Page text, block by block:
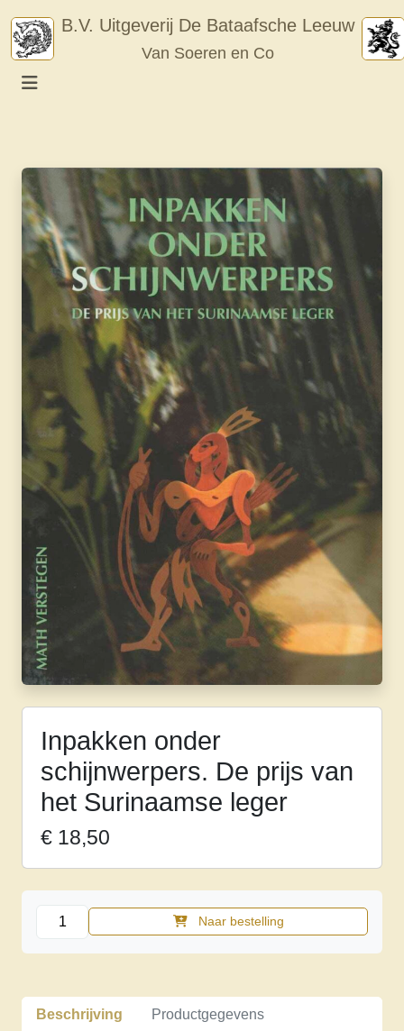
content
B.V. Uitgeverij De Bataafsche Leeuw
Van Soeren en Co
Inpakken onder
schijnwerpers. De prijs van
het Surinaamse leger
€ 18,50
Inpakken
onder
schijnwerpers.
prijs
van
Naar bestelling
Beschrijving Productgegevens